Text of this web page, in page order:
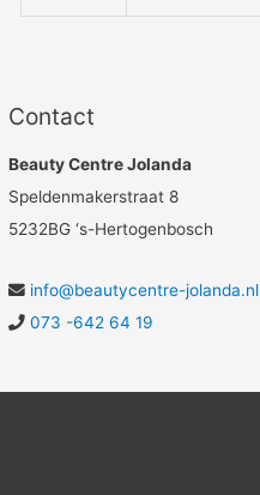
Contact
Beauty Centre Jolanda
Speldenmakerstraat 8
5232BG ‘s-Hertogenbosch
info@beautycentre-jolanda.nl
073 -642 64 19